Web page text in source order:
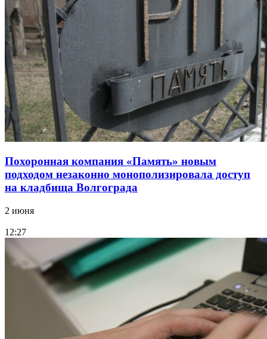
Похоронная компания «Память» новым
подходом незаконно монополизировала доступ
на кладбища Волгограда
2 июня
12:27